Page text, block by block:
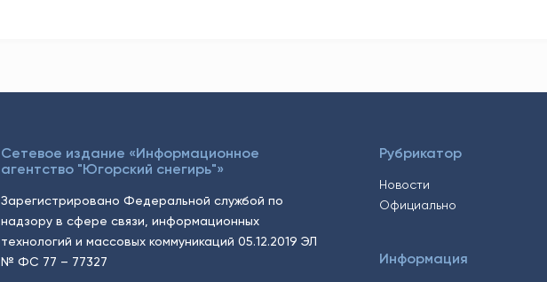
Сетевое издание «Информационное
агентство "Югорский снегирь"»
Зарегистрировано Федеральной службой по
надзору в сфере связи, информационных
технологий и массовых коммуникаций 05.12.2019 ЭЛ
№ ФС 77 – 77327
Рубрикатор
Новости
Официально
Информация